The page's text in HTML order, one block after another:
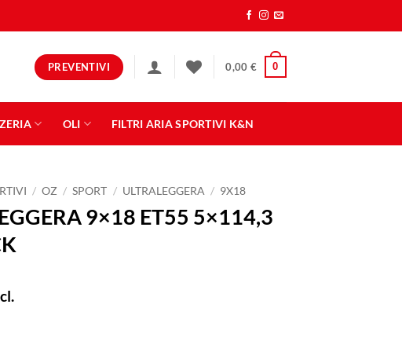
PREVENTIVI 0,00 € 0
OLI FILTRI ARIA SPORTIVI K&N
/ OZ / SPORT / ULTRALEGGERA / 9X18
9×18 ET55 5×114,3